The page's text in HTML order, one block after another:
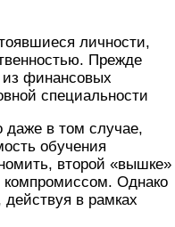
личности,
Прежде
из финансовых
специальности
даже в том случае,
обучения
второй «вышке»
компромиссом. Однако
в рамках